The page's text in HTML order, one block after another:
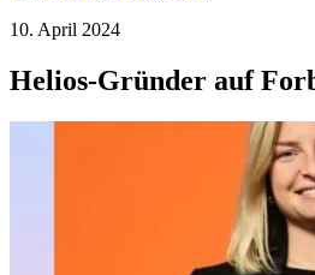
10. April 2024
Helios-Gründer auf